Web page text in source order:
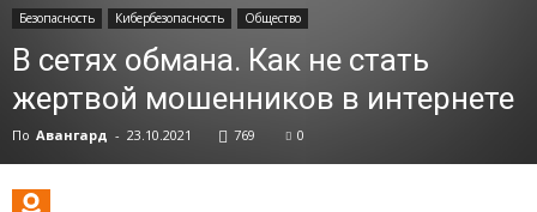
Безопасность Кибербезопасность Общество
В сетях обмана. Как не стать
жертвой мошенников в интернете
По Авангард - 23.10.2021 769 0